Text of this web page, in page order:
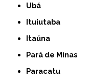
Ubá
Ituiutaba
Itaúna
Pará de Minas
Paracatu